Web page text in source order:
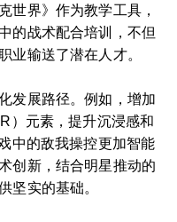
世界》作为教学工具，
的战术配合培训，不但
业输送了潜在人才。
发展路径。例如，增加
）元素，提升沉浸感和
中的敌我操控更加智能
创新，结合明星推动的
坚实的基础。